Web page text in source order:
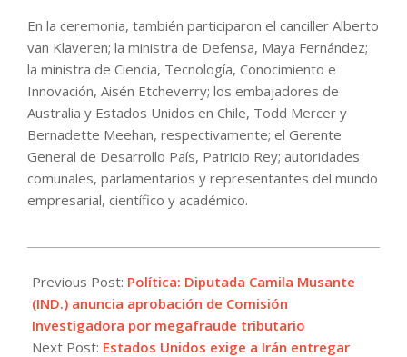
En la ceremonia, también participaron el canciller Alberto
van Klaveren; la ministra de Defensa, Maya Fernández;
la ministra de Ciencia, Tecnología, Conocimiento e
Innovación, Aisén Etcheverry; los embajadores de
Australia y Estados Unidos en Chile, Todd Mercer y
Bernadette Meehan, respectivamente; el Gerente
General de Desarrollo País, Patricio Rey; autoridades
comunales, parlamentarios y representantes del mundo
empresarial, científico y académico.
01-
11
Previous Post: Política: Diputada Camila Musante
(IND.) anuncia aprobación de Comisión
Investigadora por megafraude tributario
Next Post: Estados Unidos exige a Irán entregar